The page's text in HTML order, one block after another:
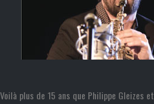
Voilà plus de 15 ans que Philippe Gleizes